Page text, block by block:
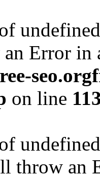
Error in
on line
throw an